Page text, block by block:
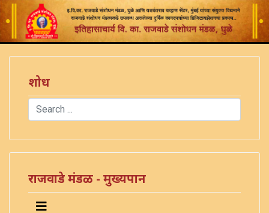
शोध
Search
राजवाडे मंडळ - मुख्यपान